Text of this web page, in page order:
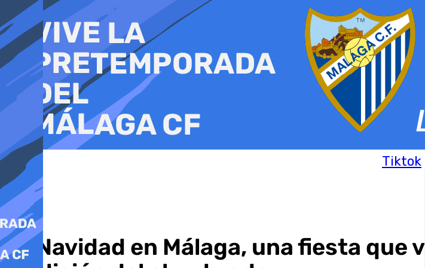
al
contenido
Tiktok
La Navidad en Málaga, una fiesta que